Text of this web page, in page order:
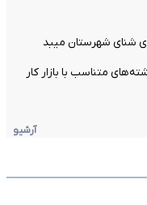
متناسب با بازار کار
آرشیو